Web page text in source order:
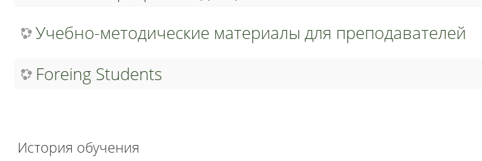
Учебно-методические материалы для преподавателей
Foreing Students
История обучения